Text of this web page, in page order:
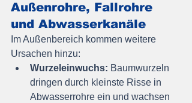
Außenrohre, Fallrohre
und Abwasserkanäle
Im Außenbereich kommen weitere
Ursachen hinzu:
Wurzeleinwuchs: Baumwurzeln
dringen durch kleinste Risse in
Abwasserrohre ein und wachsen